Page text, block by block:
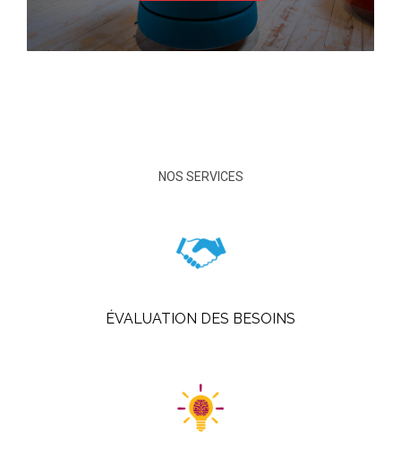
NOS SERVICES
ÉVALUATION DES BESOINS